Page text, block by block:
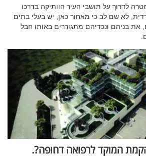
לדרוך על תושבי העיר הוותיקה בדרכו
לא שם לב כי מאחור כאן, יש בעלי בתים
את בניהם ונכדיהם מתגוררים באותו חבל
המוקד לרפואה דחופה?.